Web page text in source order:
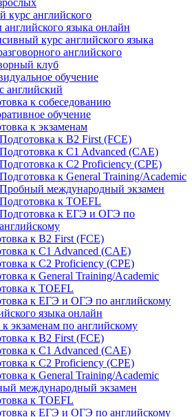
курс английского
языка онлайн
курс английского языка
английского
клуб
обучение
английский
к собеседованию
обучение
к экзаменам
Подготовка к B2 First (FCE)
Подготовка к C1 Advanced (CAE)
Подготовка к C2 Proficiency (CPE)
Подготовка к General Training/Academic
Пробный международный экзамен
Подготовка к TOEFL
Подготовка к ЕГЭ и ОГЭ по
английскому
к B2 First (FCE)
к C1 Advanced (CAE)
к C2 Proficiency (CPE)
к General Training/Academic
к TOEFL
к ЕГЭ и ОГЭ по английскому
языка онлайн
экзаменам по английскому
к B2 First (FCE)
к C1 Advanced (CAE)
к C2 Proficiency (CPE)
к General Training/Academic
международный экзамен
к TOEFL
к ЕГЭ и ОГЭ по английскому